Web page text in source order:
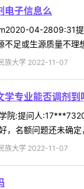
电子信息么
04-2809:31提
足或生源质量不
族大学 2022-11-07
学专业能否调剂到
院:提问人
，名额问题还未确
族大学 2022-11-07